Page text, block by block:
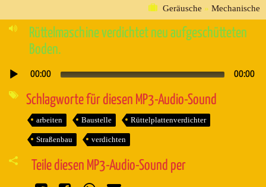
Geräusche » Mechanische
Rüttelmaschine verdichtet neu aufgeschütteten
Boden.
Audio-
00:00 00:00
Schlagworte für diesen MP3-Audio-Sound
arbeiten Baustelle Rüttelplattenverdichter
Straßenbau verdichten
Teile diesen MP3-Audio-Sound per